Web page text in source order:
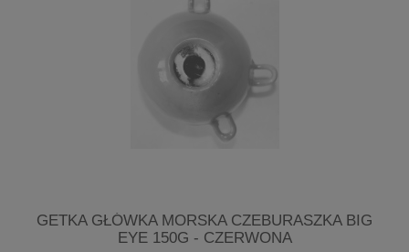
GETKA GŁÓWKA MORSKA CZEBURASZKA BIG
EYE 150G - CZERWONA